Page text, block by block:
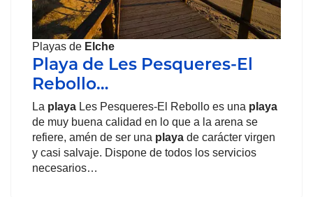
Playas de Elche
Playa de Les Pesqueres-El
Rebollo…
La playa Les Pesqueres-El Rebollo es una playa
de muy buena calidad en lo que a la arena se
refiere, amén de ser una playa de carácter virgen
y casi salvaje. Dispone de todos los servicios
necesarios…